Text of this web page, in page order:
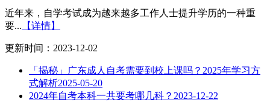
近年来，自学考试成为越来越多工作人士提升学历的一种重
要... 【详情】
更新时间：2023-12-02
「揭秘」广东成人自考需要到校上课吗？2025年学习方
式解析2025-05-20
2024年自考本科一共要考哪几科？ 2023-12-22